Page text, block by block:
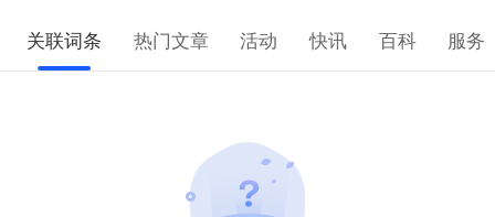
关联词条 热门文章 活动 快讯 百科 服务